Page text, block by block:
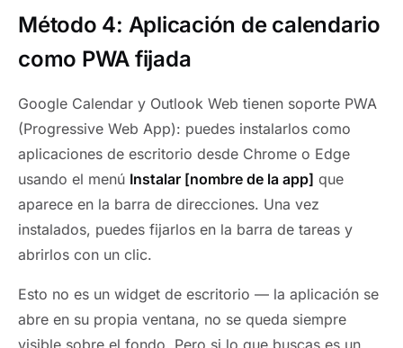
Método 4: Aplicación de calendario
como PWA fijada
Google Calendar y Outlook Web tienen soporte PWA
(Progressive Web App): puedes instalarlos como
aplicaciones de escritorio desde Chrome o Edge
usando el menú Instalar [nombre de la app] que
aparece en la barra de direcciones. Una vez
instalados, puedes fijarlos en la barra de tareas y
abrirlos con un clic.
Esto no es un widget de escritorio — la aplicación se
abre en su propia ventana, no se queda siempre
visible sobre el fondo. Pero si lo que buscas es un